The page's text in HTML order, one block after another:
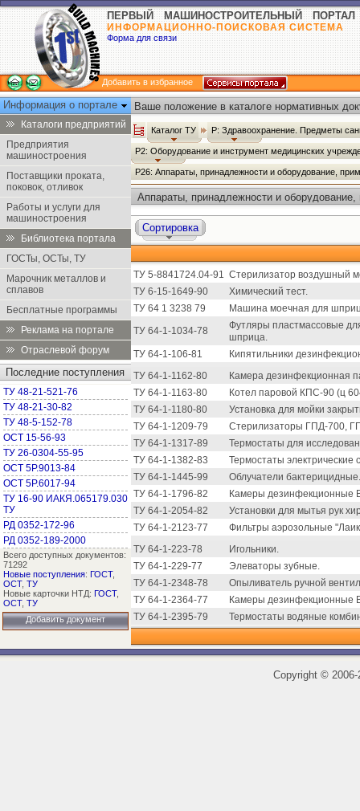
ПЕРВЫЙ МАШИНОСТРОИТЕЛЬНЫЙ ПОРТАЛ
ИНФОРМАЦИОННО-ПОИСКОВАЯ СИСТЕМА
Форма для связи
Добавить в избранное
Информация о портале
Каталоги предприятий
Предприятия
машиностроения
Поставщики проката,
поковок, отливок
Работы и услуги для
машиностроения
Библиотека портала
ГОСТы, ОСТы, ТУ
Марочник металлов и
сплавов
Бесплатные программы
Реклама на портале
Отраслевой форум
Последние поступления
ТУ 48-21-521-76
ТУ 48-21-30-82
ТУ 48-5-152-78
ОСТ 15-56-93
ТУ 26-0304-55-95
ОСТ 5Р.9013-84
ОСТ 5Р.6017-94
ТУ 16-90 ИАКЯ.065179.030
ТУ
РД 0352-172-96
РД 0352-189-2000
Всего доступных документов:
71292
Новые поступления: ГОСТ,
ОСТ, ТУ
Новые карточки НТД: ГОСТ,
ОСТ, ТУ
Добавить документ
Ваше положение в каталоге нормативных
Каталог ТУ Р: Здравоохранение. Предметы
Р2: Оборудование и инструмент медицинских
Р26: Аппараты, принадлежности и оборудование,
Аппараты, принадлежности и
дезинфекции и дезинсекции - Каталог ТУ
Сортировка
ТУ 5-8841724.04-91 Стерилизатор воздушный
ТУ 6-15-1649-90
Химический тест.
ТУ 64 1 3238 79
Машина моечная для
ТУ 64-1-1034-78
Футляры пластмассовые
шприца.
ТУ 64-1-106-81
Кипятильники
ТУ 64-1-1162-80
Камера дезинфекционная
ТУ 64-1-1163-80
Котел паровой КПС-90 (ц
ТУ 64-1-1180-80
Установка для мойки
ТУ 64-1-1209-79
Стерилизаторы ГПД-700,
ТУ 64-1-1317-89
Термостаты для
ТУ 64-1-1382-83
Термостаты
ТУ 64-1-1445-99
Облучатели
ТУ 64-1-1796-82
Камеры дезинфекционные
ТУ 64-1-2054-82
Установки для мытья рук
ТУ 64-1-2123-77
Фильтры аэрозольные
ТУ 64-1-223-78
Игольники.
ТУ 64-1-229-77
Элеваторы зубные.
ТУ 64-1-2348-78
Опыливатель ручной
ТУ 64-1-2364-77
Камеры дезинфекционные
ТУ 64-1-2395-79
Термостаты водяные
Copyright ©